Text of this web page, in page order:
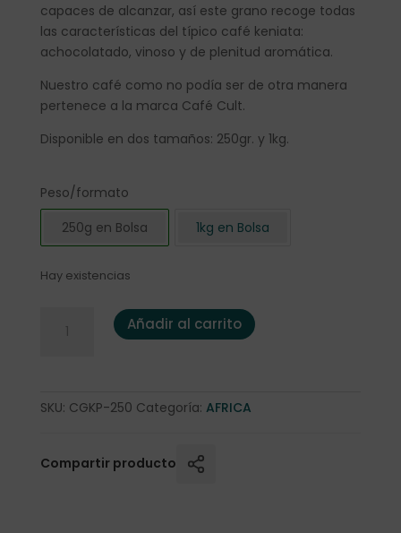
capaces de alcanzar, así este grano recoge todas
las características del típico café keniata:
achocolatado, vinoso y de plenitud aromática.
Nuestro café como no podía ser de otra manera
pertenece a la marca Café Cult.
Disponible en dos tamaños: 250gr. y 1kg.
Peso/formato
250g en Bolsa
1kg en Bolsa
Hay existencias
Cafe Kenia "Perlas de África" 250 gr. cantidad
Añadir al carrito
SKU: CGKP-250 Categoría: AFRICA
Compartir producto